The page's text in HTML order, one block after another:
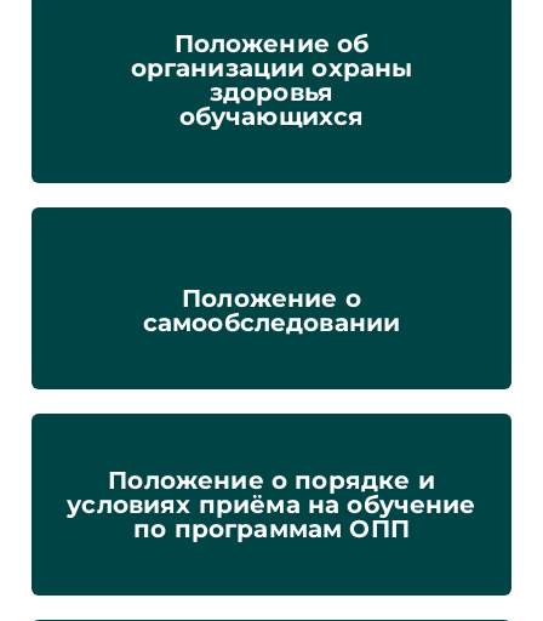
Положение об
организации охраны
здоровья
обучающихся
Положение о
самообследовании
Положение о порядке и
условиях приёма на обучение
по программам ОПП